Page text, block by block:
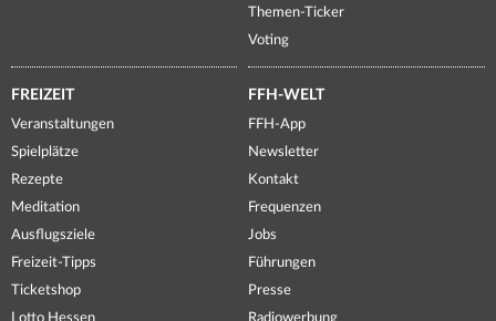
Themen-Ticker
Voting
FREIZEIT
Veranstaltungen
Spielplätze
Rezepte
Meditation
Ausflugsziele
Freizeit-Tipps
Ticketshop
Lotto Hessen
FFH-WELT
FFH-App
Newsletter
Kontakt
Frequenzen
Jobs
Führungen
Presse
Radiowerbung